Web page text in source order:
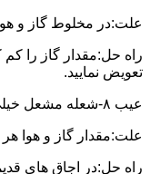
علت:در مخلوط گاز و
راه حل:مقدار گاز را
تعویض نمایید.
عیب ۸-شعله مشعل خیلی بلند است
علت:مقدار گاز و هوا
راه حل:در اجاق های